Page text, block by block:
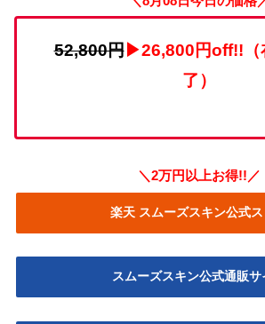
52,800円▶26,800円off!!（
了）
＼2万円以上お得!!／
楽天 スムーズスキン公式
スムーズスキン公式通販サ